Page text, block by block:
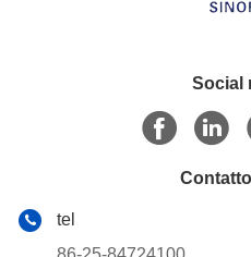
Social
tel